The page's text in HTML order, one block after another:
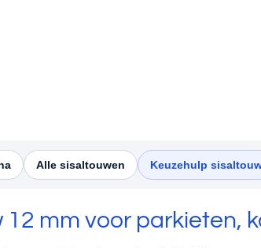
Alle sisaltouwen Keuzehulp
12 mm voor parkieten,